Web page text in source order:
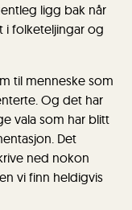
ligg bak når
i folketeljingar og
til menneske som
Og det har
vala som har blitt
Det
ned nokon
vi finn heldigvis